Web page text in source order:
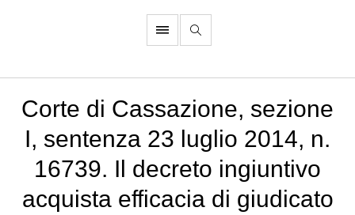
Corte di Cassazione, sezione
I, sentenza 23 luglio 2014, n.
16739. Il decreto ingiuntivo
acquista efficacia di giudicato